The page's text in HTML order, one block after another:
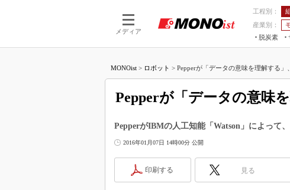
メディア
工程別：
産業別：
脱炭素
つながる工場AI×設備保全
MONOist > ロボット > Pepperが「データの意味を理解する」
Pepperが「データの意味
PepperがIBMの人工知能「Watson」によって
2016年01月07日 14時00分 公開
印刷する 見る